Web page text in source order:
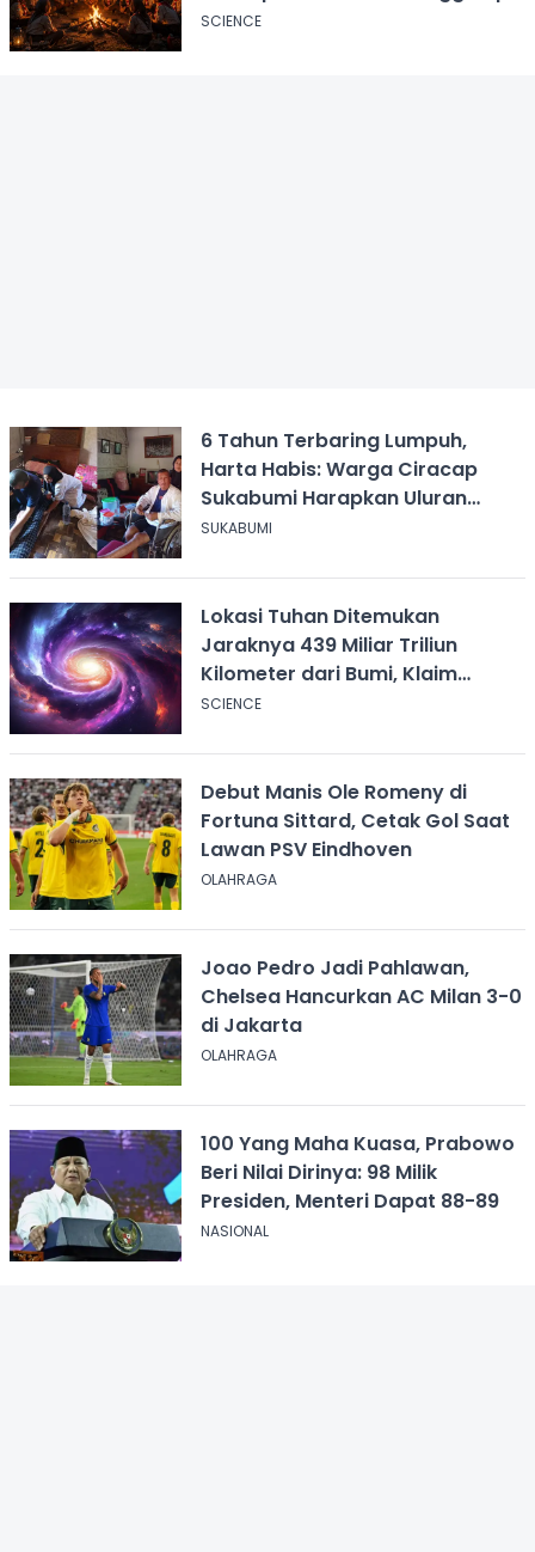
Unggun
SCIENCE
6 Tahun Terbaring Lumpuh,
Harta Habis: Warga Ciracap
Sukabumi Harapkan Uluran
Tangan KDM
SUKABUMI
Lokasi Tuhan Ditemukan
Jaraknya 439 Miliar Triliun
Kilometer dari Bumi, Klaim
Ilmuwan Harvard
SCIENCE
Debut Manis Ole Romeny di
Fortuna Sittard, Cetak Gol Saat
Lawan PSV Eindhoven
OLAHRAGA
Joao Pedro Jadi Pahlawan,
Chelsea Hancurkan AC Milan 3-0
di Jakarta
OLAHRAGA
100 Yang Maha Kuasa, Prabowo
Beri Nilai Dirinya: 98 Milik
Presiden, Menteri Dapat 88-89
NASIONAL